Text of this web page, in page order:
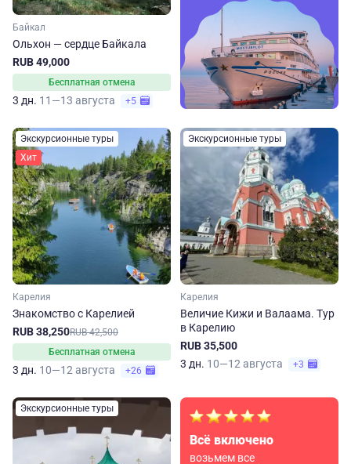
Байкал
Ольхон — сердце Байкала
RUB 49,000
Бесплатная отмена
3 дн. 11—13 августа +5
Экскурсионные туры
Хит
Карелия
Знакомство с Карелией
RUB 38,250RUB 42,500
Бесплатная отмена
3 дн. 10—12 августа +26
Экскурсионные туры
Карелия
Величие Кижи и Валаама. Тур
в Карелию
RUB 35,500
3 дн. 10—12 августа +3
Экскурсионные туры
Всё включено
возьмем все